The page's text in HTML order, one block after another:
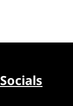
Socials